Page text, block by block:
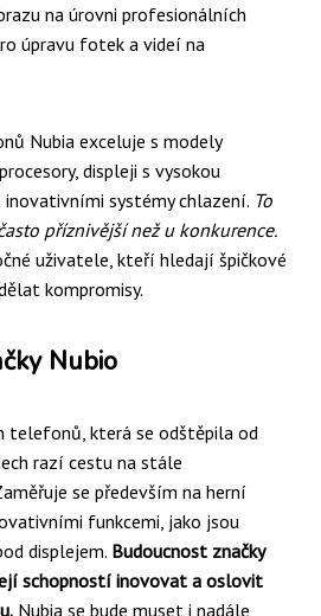
na úrovni profesionálních
úpravu fotek a videí na
Nubia exceluje s modely
displeji s vysokou
systémy chlazení. To
příznivější než u konkurence.
uživatele, kteří hledají špičkové
kompromisy.
Nubio
telefonů, která se odštěpila od
razí cestu na stále
se především na herní
funkcemi, jako jsou
displejem. Budoucnost značky
schopností inovovat a oslovit
Nubia se bude muset i nadále